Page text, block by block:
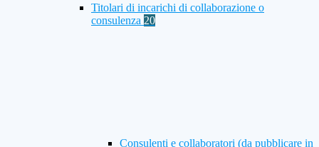
Titolari di incarichi di collaborazione o
consulenza 20
Consulenti e collaboratori (da pubblicare in